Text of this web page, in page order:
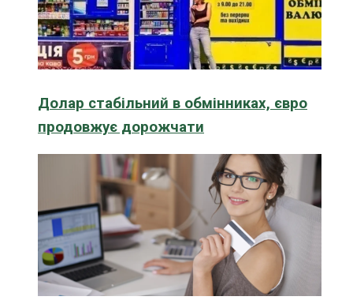
Долар стабільний в обмінниках, євро
продовжує дорожчати